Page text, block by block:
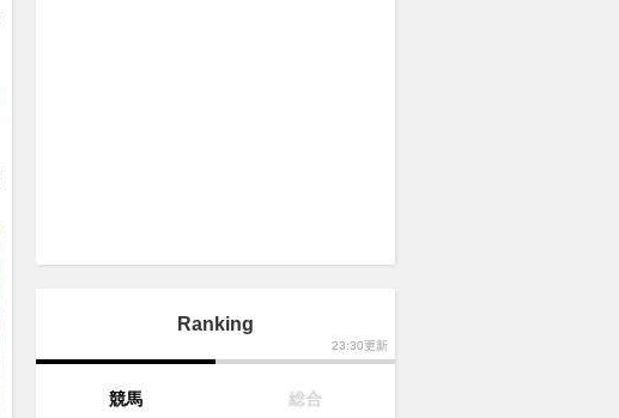
Ranking
23:30更新
競馬 総合